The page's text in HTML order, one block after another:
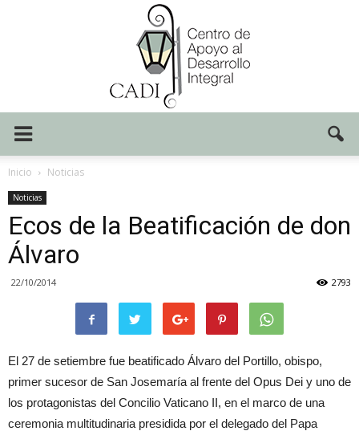
CADI
Inicio Noticias
Noticias
Ecos de la Beatificación de don
Álvaro
22/10/2014 2793
El 27 de setiembre fue beatificado Álvaro del Portillo, obispo,
primer sucesor de San Josemaría al frente del Opus Dei y uno de
los protagonistas del Concilio Vaticano II, en el marco de una
ceremonia multitudinaria presidida por el delegado del Papa